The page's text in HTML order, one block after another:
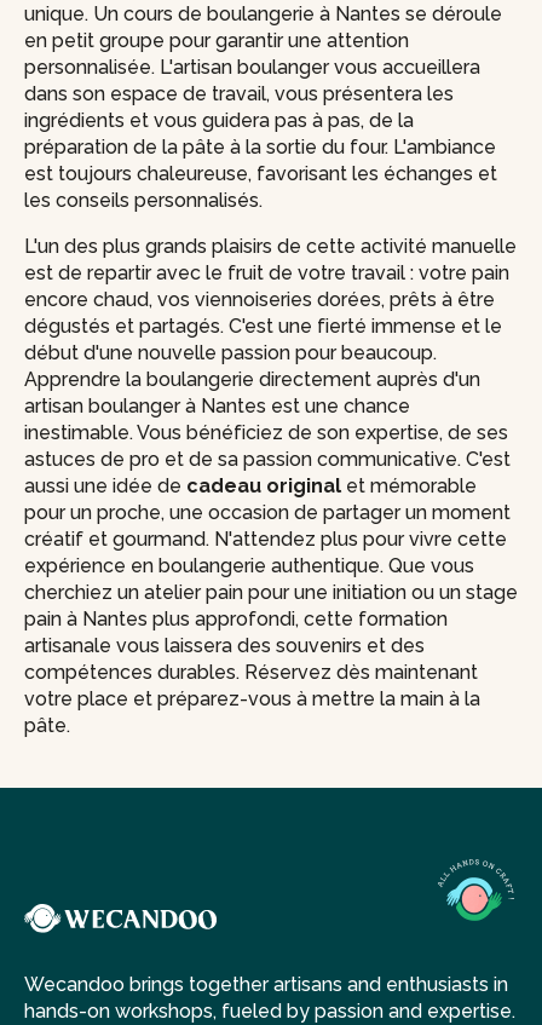
unique. Un cours de boulangerie à Nantes se déroule
en petit groupe pour garantir une attention
personnalisée. L'artisan boulanger vous accueillera
dans son espace de travail, vous présentera les
ingrédients et vous guidera pas à pas, de la
préparation de la pâte à la sortie du four. L'ambiance
est toujours chaleureuse, favorisant les échanges et
les conseils personnalisés.
L'un des plus grands plaisirs de cette activité manuelle
est de repartir avec le fruit de votre travail : votre pain
encore chaud, vos viennoiseries dorées, prêts à être
dégustés et partagés. C'est une fierté immense et le
début d'une nouvelle passion pour beaucoup.
Apprendre la boulangerie directement auprès d'un
artisan boulanger à Nantes est une chance
inestimable. Vous bénéficiez de son expertise, de ses
astuces de pro et de sa passion communicative. C'est
aussi une idée de cadeau original et mémorable
pour un proche, une occasion de partager un moment
créatif et gourmand. N'attendez plus pour vivre cette
expérience en boulangerie authentique. Que vous
cherchiez un atelier pain pour une initiation ou un stage
pain à Nantes plus approfondi, cette formation
artisanale vous laissera des souvenirs et des
compétences durables. Réservez dès maintenant
votre place et préparez-vous à mettre la main à la
pâte.
Wecandoo brings together artisans and enthusiasts in
hands-on workshops, fueled by passion and expertise.